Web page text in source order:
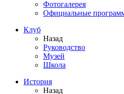
Фотогалерея
Официальные
Клуб
Назад
Руководство
Музей
Школа
История
Назад